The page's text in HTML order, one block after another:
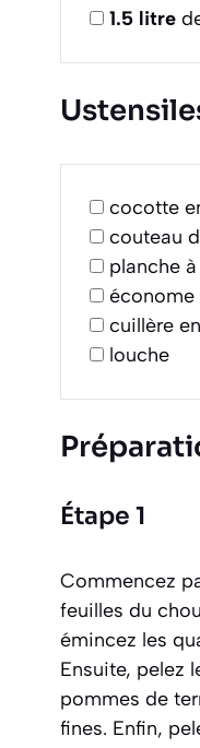
1.5 litre
cocotte
couteau
planche
économe
cuillère
louche
Étape 1
Commencez
feuilles du
émincez les
Ensuite, pelez
pommes de
fines. Enfin,